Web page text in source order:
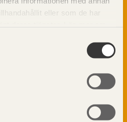
eller som de har
kvalitet
för byggande